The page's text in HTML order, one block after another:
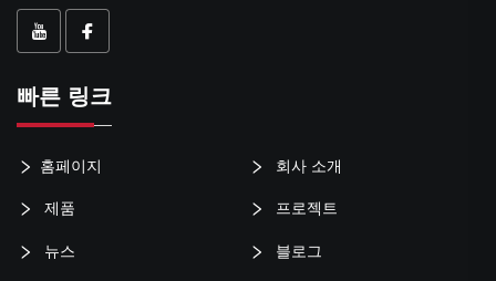
빠른 링크
홈페이지 회사 소개
제품 프로젝트
뉴스 블로그